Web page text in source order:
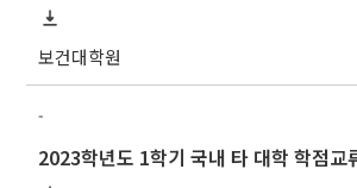
보건대학원
-
2023학년도 1학기 국내 타 대학 학점교